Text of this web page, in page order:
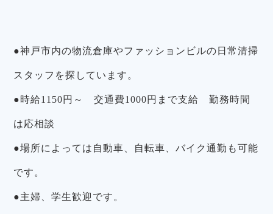
●神戸市内の物流倉庫やファッションビルの日常清掃
スタッフを探しています。
●時給1150円～ 交通費1000円まで支給 勤務時間
は応相談
●場所によっては自動車、自転車、バイク通勤も可能
です。
●主婦、学生歓迎です。